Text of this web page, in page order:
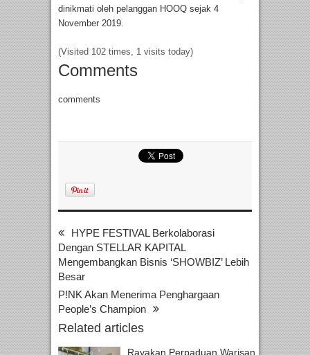
dinikmati oleh pelanggan HOOQ sejak 4
November 2019.
(Visited 102 times, 1 visits today)
Comments
comments
HYPE FESTIVAL Berkolaborasi
Dengan STELLAR KAPITAL
Mengembangkan Bisnis ‘SHOWBIZ’ Lebih
Besar
P!NK Akan Menerima Penghargaan
People’s Champion
Related articles
Rayakan Perpaduan Warisan